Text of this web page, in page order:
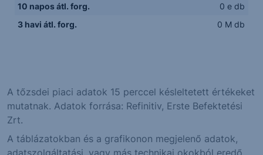
10 napos átl. forg.
0 e db
3 havi átl. forg.
0 M db
A tőzsdei piaci adatok 15 perccel késleltetett értékeket
mutatnak. Adatok forrása: Refinitiv, Erste Befektetési
Zrt.
A táblázatokban és a grafikonon megjelenő adatok,
adatszolgáltatási, vagy más technikai okokból eredő